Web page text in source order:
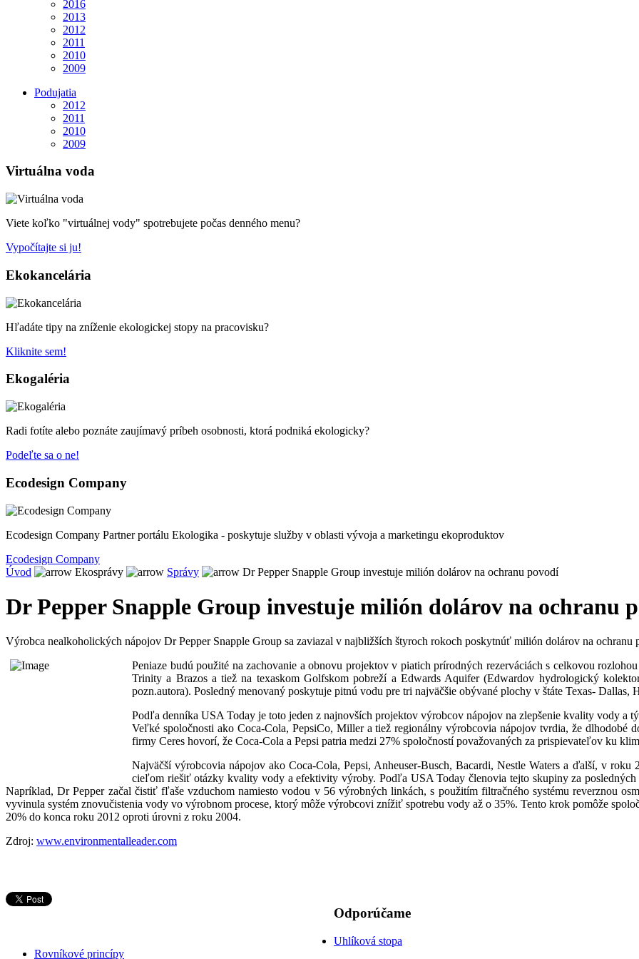
2016
2013
2012
2011
2010
2009
Podujatia
2012
2011
2010
2009
Virtuálna voda
Viete koľko "virtuálnej vody" spotrebujete počas denného menu?
Vypočítajte si ju!
Ekokancelária
Hľadáte tipy na zníženie ekologickej stopy na pracovisku?
Kliknite sem!
Ekogaléria
Radi fotíte alebo poznáte zaujímavý príbeh osobnosti, ktorá podniká ekologicky?
Podeľte sa o ne!
Ecodesign Company
Ecodesign Company Partner portálu Ekologika - poskytuje služby v oblasti vývoja a marketingu ekoproduktov
Ecodesign Company
Úvod
Ekosprávy Správy Dr Pepper Snapple Group investuje milión dolárov na ochranu povodí
Dr Pepper Snapple Group investuje milión dolárov na ochranu
Výrobca nealkoholických nápojov Dr Pepper Snapple Group sa zaviazal v najbližších štyroch rokoch poskytnúť milión dolárov na ochranu
Peniaze budú použité na zachovanie a obnovu projektov v piatich prírodných rezerváciách s celkovou
Trinity a Brazos a tiež na texaskom Golfskom pobreží a Edwards Aquifer (Edwardov hydrologický
pozn.autora). Posledný menovaný poskytuje pitnú vodu pre tri najväčšie obývané plochy v štáte Texas- Dallas,
Podľa denníka USA Today je toto jeden z najnovších projektov výrobcov nápojov na zlepšenie kvality vody a
Veľké spoločnosti ako Coca-Cola, PepsiCo, Miller a tiež regionálny výrobcovia nápojov tvrdia, že dlhodobé
firmy Ceres hovorí, že Coca-Cola a Pepsi patria medzi 27% spoločností považovaných za prispievateľov ku
Najväčší výrobcovia nápojov ako Coca-Cola, Pepsi, Anheuser-Busch, Bacardi, Nestle Waters a ďalší, v
cieľom riešiť otázky kvality vody a efektivity výroby. Podľa USA Today členovia tejto skupiny za
Napríklad, Dr Pepper začal čistiť fľaše vzduchom namiesto vodou v 56 výrobných linkách, s použitím filtračného systému reverznou
vyvinula systém znovučistenia vody vo výrobnom procese, ktorý môže výrobcovi znížiť spotrebu vody až o 35%. Tento krok pomôže
20% do konca roku 2012 oproti úrovni z roku 2004.
Zdroj: www.environmentalleader.com
Odporúčame
Uhlíková stopa
Rovníkové princípy